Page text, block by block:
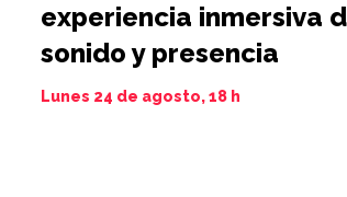
experiencia inmersiva
sonido y presencia
Lunes 24 de agosto, 18 h